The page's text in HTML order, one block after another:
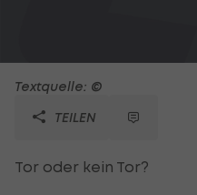
Textquelle: ©
TEILEN
Tor oder kein Tor?